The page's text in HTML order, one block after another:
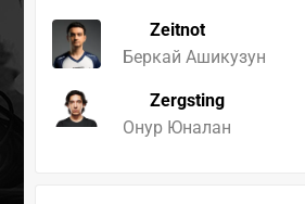
Zeitnot
Беркай Ашикузун
Zergsting
Онур Юналан